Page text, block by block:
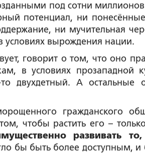
под сотни
потенциал, ни
ни мучительная
условиях вырождения нации.
говорит о том, что оно
в условиях прозападной
то двухдетный. А
гражданского
чтобы растить его –
развивать
бы быть более доступным, и